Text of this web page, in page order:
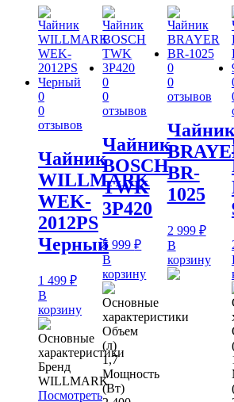
0
0
отзывов
Чайник
WILLMARK
WEK-
2012PS
Черный
1 499 ₽
В
корзину
Основные
характеристики
Бренд
WILLMARK
Посмотреть
0
0
отзывов
Чайник
BOSCH
TWK
3P420
5 999₽
В
корзину
Основные
характеристики
Объем
(л)
1,7
Мощность
(Вт)
0
0
отзывов
BR-
1025
2 999 ₽
В
корзину